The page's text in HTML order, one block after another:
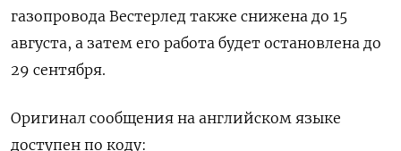
газопровода Вестерлед также снижена до 15
августа, а затем его работа будет остановлена до
29 сентября.
Оригинал сообщения на английском языке
доступен по коду: